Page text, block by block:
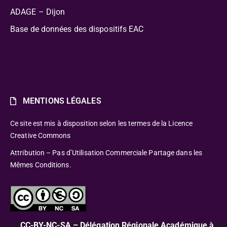
ADAGE – Dijon
Base de données des dispositifs EAC
MENTIONS LÉGALES
Ce site est mis à disposition selon les termes de la Licence
Creative Commons
Attribution – Pas d’Utilisation Commerciale Partage dans les
Mêmes Conditions.